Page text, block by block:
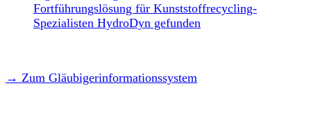
Fortführungslösung für Kunststoffrecycling-
Spezialisten HydroDyn gefunden
→ Zum Gläubigerinformationssystem